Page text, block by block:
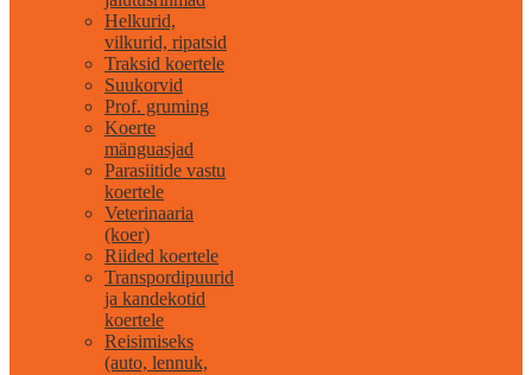
Helkurid,
vilkurid, ripatsid
Traksid koertele
Suukorvid
Prof. gruming
Koerte
mänguasjad
Parasiitide vastu
koertele
Veterinaaria
(koer)
Riided koertele
Transpordipuurid
ja kandekotid
koertele
Reisimiseks
(auto, lennuk,